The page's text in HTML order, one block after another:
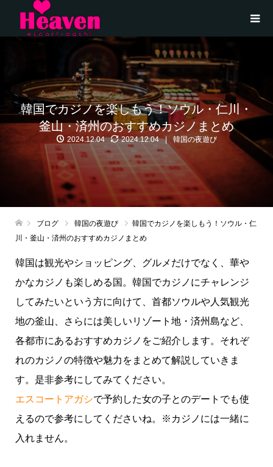
韓国でカジノを楽しもう！ソウル・仁川・
釜山・済州のおすすめカジノまとめ
2024.12.04 2024.12.04 韓国の夜遊び
ブログ 韓国の夜遊び
韓国でカジノを楽しもう！ソウル・仁
川・釜山・済州のおすすめカジノまとめ
韓国は観光やショッピング、グルメだけでなく、華や
かなカジノも楽しめる国。韓国でカジノにチャレンジ
してみたいという方に向けて、首都ソウルや人気観光
地の釜山、さらには美しいリゾート地・済州島など、
各都市にあるおすすめカジノをご紹介します。それぞ
れのカジノの特徴や魅力をまとめて解説していきま
す。是非参考にしてみてください。
エスコートアガシで予約した女の子とのデートでも使
えるので参考にしてくださいね。※カジノには一緒に
入れません。